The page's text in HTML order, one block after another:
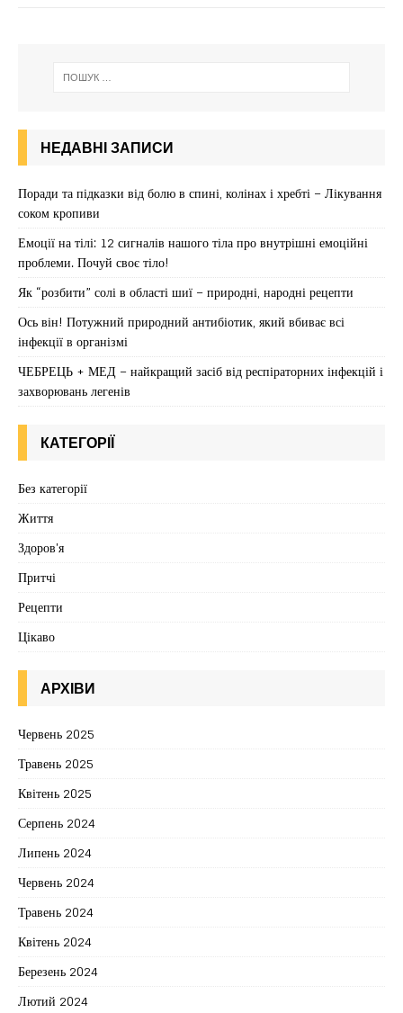
НЕДАВНІ ЗАПИСИ
Поради та підказки від болю в спині, колінах і хребті – Лікування
соком кропиви
Емоції на тілі: 12 сигналів нашого тіла про внутрішні емоційні
проблеми. Почуй своє тіло!
Як “розбити” солі в області шиї – природні, народні рецепти
Ось він! Потужний природний антибіотик, який вбиває всі
інфекції в організмі
ЧЕБРЕЦЬ + МЕД – найкращий засіб від респіраторних інфекцій і
захворювань легенів
КАТЕГОРІЇ
Без категорії
Життя
Здоров'я
Притчі
Рецепти
Цікаво
АРХІВИ
Червень 2025
Травень 2025
Квітень 2025
Серпень 2024
Липень 2024
Червень 2024
Травень 2024
Квітень 2024
Березень 2024
Лютий 2024